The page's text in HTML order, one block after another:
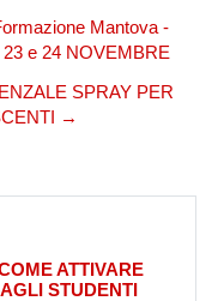
Mantova -
23 e 24 NOVEMBRE
SPRAY PER
→
ATTIVARE
STUDENTI